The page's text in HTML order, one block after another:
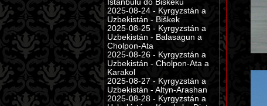
Istanbulu do Biškeku
2025-08-24 - Kyrgyzstán a
Uzbekistán - Biškek
2025-08-25 - Kyrgyzstán a
Uzbekistán - Balasagun a
Cholpon-Ata
2025-08-26 - Kyrgyzstán a
Uzbekistán - Cholpon-Ata a
Karakol
2025-08-27 - Kyrgyzstán a
Uzbekistán - Altyn-Arashan
2025-08-28 - Kyrgyzstán a